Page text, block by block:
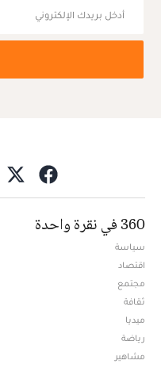
360 في نقرة واحدة
سياسة
اقتصاد
مجتمع
ثقافة
ميديا
رياضة
مشاهير